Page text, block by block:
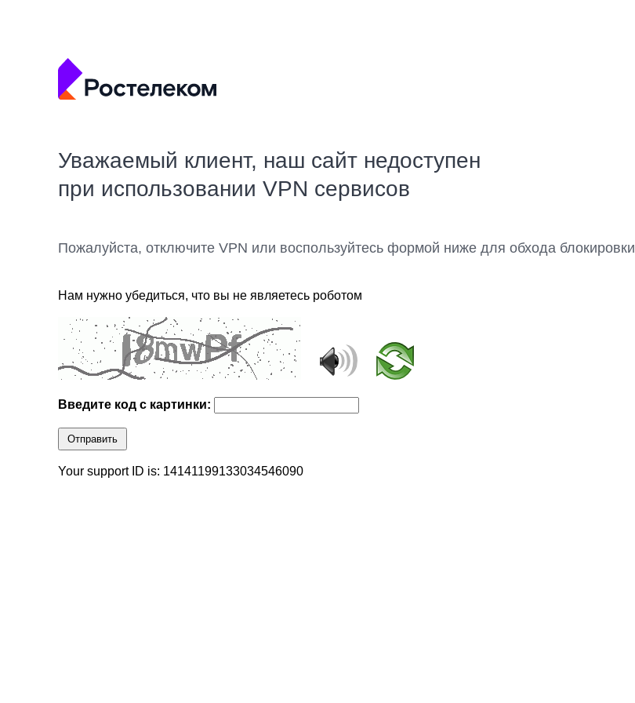
Уважаемый клиент, наш сайт недоступен
при использовании VPN сервисов
Пожалуйста, отключите VPN или воспользуйтесь формой ниже для обхода блокировки
Нам нужно убедиться, что вы не являетесь роботом
Введите код с картинки:
Отправить
Your support ID is: 14141199133034546090